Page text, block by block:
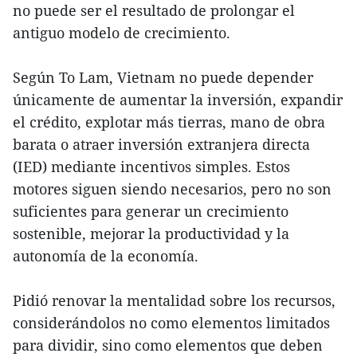
no puede ser el resultado de prolongar el
antiguo modelo de crecimiento.
Según To Lam, Vietnam no puede depender
únicamente de aumentar la inversión, expandir
el crédito, explotar más tierras, mano de obra
barata o atraer inversión extranjera directa
(IED) mediante incentivos simples. Estos
motores siguen siendo necesarios, pero no son
suficientes para generar un crecimiento
sostenible, mejorar la productividad y la
autonomía de la economía.
Pidió renovar la mentalidad sobre los recursos,
considerándolos no como elementos limitados
para dividir, sino como elementos que deben